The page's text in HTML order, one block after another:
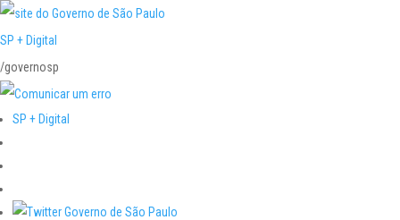
SP + Digital
/governosp
SP + Digital